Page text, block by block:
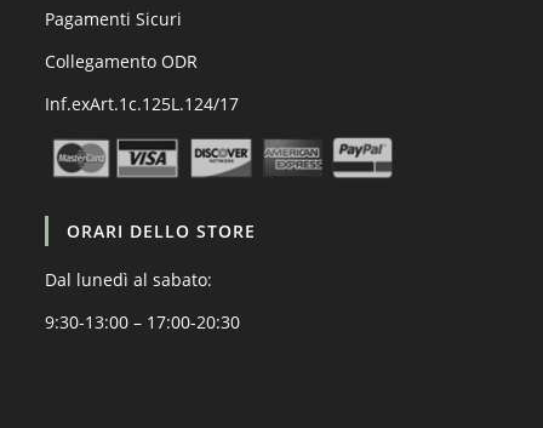
Pagamenti Sicuri
Collegamento ODR
Inf.exArt.1c.125L.124/17
ORARI DELLO STORE
Dal lunedì al sabato:
9:30-13:00 – 17:00-20:30